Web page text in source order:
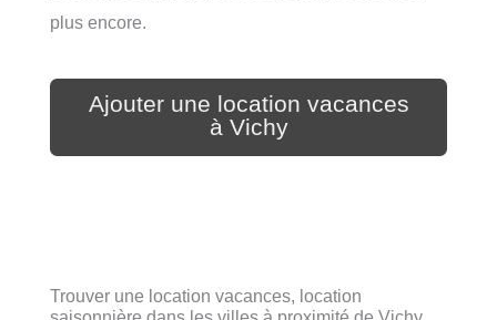
plus encore.
Ajouter une location vacances
à Vichy
Trouver une location vacances, location